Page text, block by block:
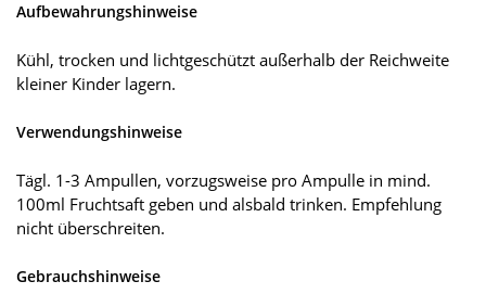
Aufbewahrungshinweise
Kühl, trocken und lichtgeschützt außerhalb der Reichweite
kleiner Kinder lagern.
Verwendungshinweise
Tägl. 1-3 Ampullen, vorzugsweise pro Ampulle in mind.
100ml Fruchtsaft geben und alsbald trinken. Empfehlung
nicht überschreiten.
Gebrauchshinweise